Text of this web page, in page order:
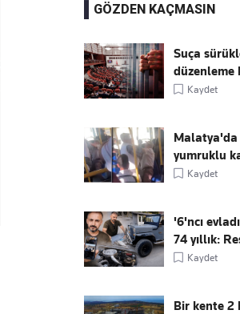
GÖZDEN KAÇMASIN
Suça
Kaydet
Malatya'da
yumruklu
Kaydet
'6'ncı
74 yıllık:
Kaydet
Bir kente 2